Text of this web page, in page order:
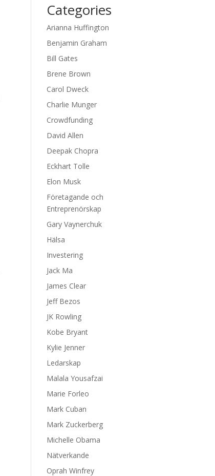
Categories
Arianna Huffington
Benjamin Graham
Bill Gates
Brene Brown
Carol Dweck
Charlie Munger
Crowdfunding
David Allen
Deepak Chopra
Eckhart Tolle
Elon Musk
Företagande och
Entreprenörskap
Gary Vaynerchuk
Hälsa
Investering
Jack Ma
James Clear
Jeff Bezos
JK Rowling
Kobe Bryant
Kylie Jenner
Ledarskap
Malala Yousafzai
Marie Forleo
Mark Cuban
Mark Zuckerberg
Michelle Obama
Nätverkande
Oprah Winfrey